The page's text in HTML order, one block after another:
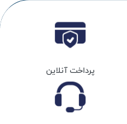
پرداخت آنلاین